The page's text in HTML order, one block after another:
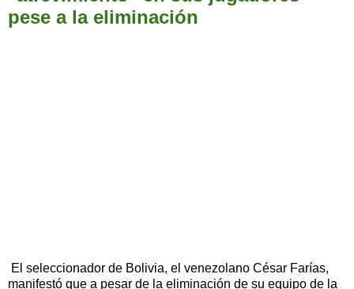
pese a la eliminación
El seleccionador de Bolivia, el venezolano César Farías,
manifestó que a pesar de la eliminación de su equipo de la